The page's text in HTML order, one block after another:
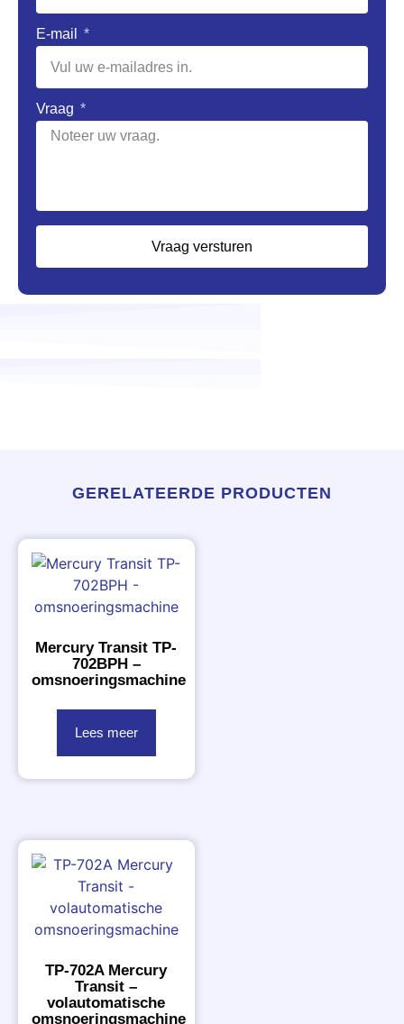
E-mail
Vraag
Vraag versturen
GERELATEERDE PRODUCTEN
Mercury Transit TP-
702BPH –
omsnoeringsmachine
Lees meer
TP-702A Mercury
Transit –
volautomatische
omsnoeringsmachine